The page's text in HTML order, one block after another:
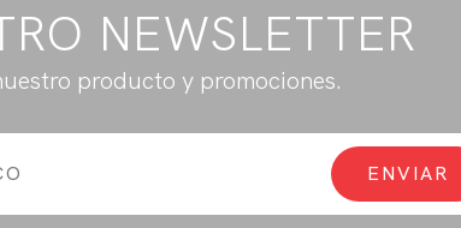
NEWSLETTER
producto y promociones.